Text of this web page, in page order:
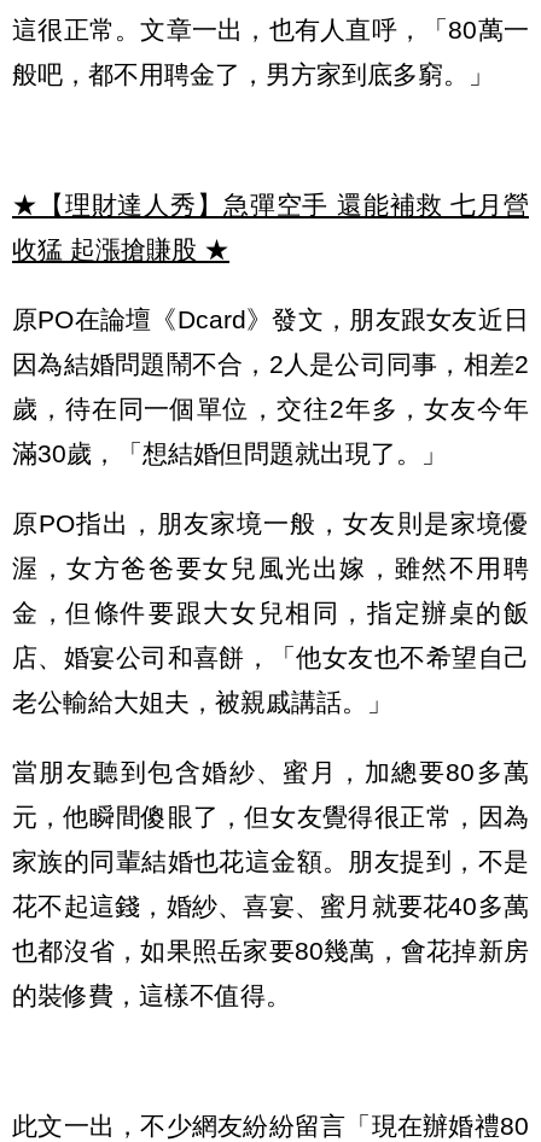
這很正常。文章一出，也有人直呼，「80萬一
般吧，都不用聘金了，男方家到底多窮。」
★【理財達人秀】急彈空手 還能補救 七月營
收猛 起漲搶賺股 ★
原PO在論壇《Dcard》發文，朋友跟女友近日
因為結婚問題鬧不合，2人是公司同事，相差2
歲，待在同一個單位，交往2年多，女友今年
滿30歲，「想結婚但問題就出現了。」
原PO指出，朋友家境一般，女友則是家境優
渥，女方爸爸要女兒風光出嫁，雖然不用聘
金，但條件要跟大女兒相同，指定辦桌的飯
店、婚宴公司和喜餅，「他女友也不希望自己
老公輸給大姐夫，被親戚講話。」
當朋友聽到包含婚紗、蜜月，加總要80多萬
元，他瞬間傻眼了，但女友覺得很正常，因為
家族的同輩結婚也花這金額。朋友提到，不是
花不起這錢，婚紗、喜宴、蜜月就要花40多萬
也都沒省，如果照岳家要80幾萬，會花掉新房
的裝修費，這樣不值得。
此文一出，不少網友紛紛留言「現在辦婚禮80